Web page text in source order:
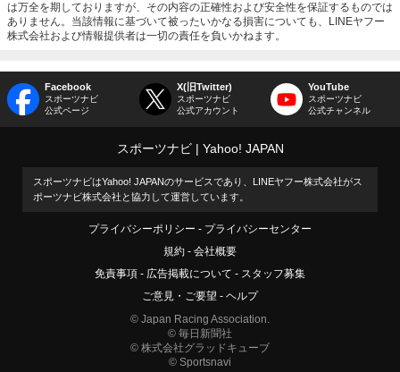
は万全を期しておりますが、その内容の正確性および安全性を保証するものでは
ありません。当該情報に基づいて被ったいかなる損害についても、LINEヤフー
株式会社および情報提供者は一切の責任を負いかねます。
Facebook
スポーツナビ
公式ページ
X(旧Twitter)
スポーツナビ
公式アカウント
YouTube
スポーツナビ
公式チャンネル
スポーツナビ Yahoo! JAPAN
スポーツナビはYahoo! JAPANのサービスであり、LINEヤフー株式会社がス
ポーツナビ株式会社と協力して運営しています。
プライバシーポリシー
プライバシーセンター
規約
会社概要
免責事項
広告掲載について
スタッフ募集
ご意見・ご要望
ヘルプ
© Japan Racing Association.
© 毎日新聞社
© 株式会社グラッドキューブ
© Sportsnavi